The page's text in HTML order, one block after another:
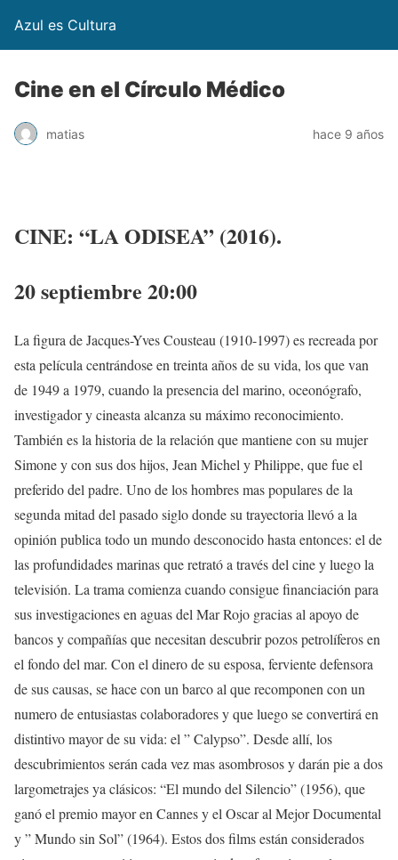
Azul es Cultura
Cine en el Círculo Médico
matias hace 9 años
CINE: “LA ODISEA” (2016).
20 septiembre 20:00
La figura de Jacques-Yves Cousteau (1910-1997) es recreada por
esta película centrándose en treinta años de su vida, los que van
de 1949 a 1979, cuando la presencia del marino, oceonógrafo,
investigador y cineasta alcanza su máximo reconocimiento.
También es la historia de la relación que mantiene con su mujer
Simone y con sus dos hijos, Jean Michel y Philippe, que fue el
preferido del padre. Uno de los hombres mas populares de la
segunda mitad del pasado siglo donde su trayectoria llevó a la
opinión publica todo un mundo desconocido hasta entonces: el de
las profundidades marinas que retrató a través del cine y luego la
televisión. La trama comienza cuando consigue financiación para
sus investigaciones en aguas del Mar Rojo gracias al apoyo de
bancos y compañías que necesitan descubrir pozos petrolíferos en
el fondo del mar. Con el dinero de su esposa, ferviente defensora
de sus causas, se hace con un barco al que recomponen con un
numero de entusiastas colaboradores y que luego se convertirá en
distintivo mayor de su vida: el ” Calypso”. Desde allí, los
descubrimientos serán cada vez mas asombrosos y darán pie a dos
largometrajes ya clásicos: “El mundo del Silencio” (1956), que
ganó el premio mayor en Cannes y el Oscar al Mejor Documental
y ” Mundo sin Sol” (1964). Estos dos films están considerados